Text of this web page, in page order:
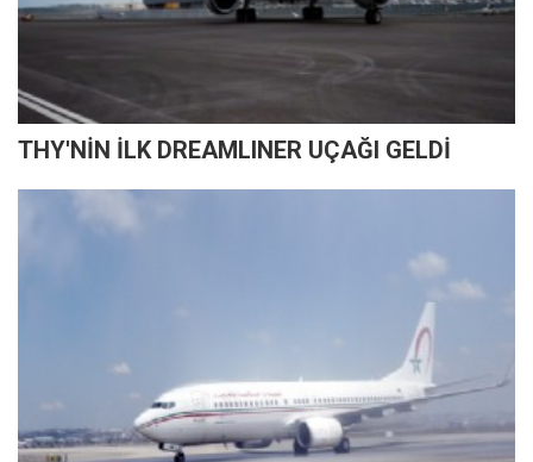
THY'NİN İLK DREAMLINER UÇAĞI GELDİ